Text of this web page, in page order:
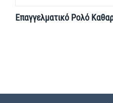
Επαγγελματικό Ρολό